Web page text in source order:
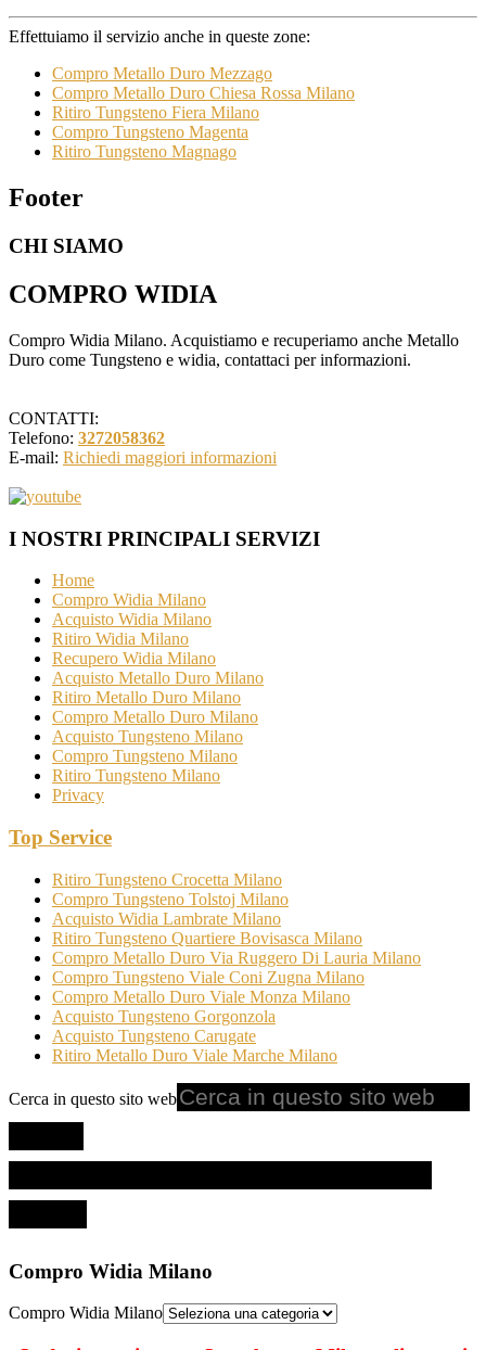
Effettuiamo il servizio anche in queste zone:
Compro Metallo Duro Mezzago
Compro Metallo Duro Chiesa Rossa Milano
Ritiro Tungsteno Fiera Milano
Compro Tungsteno Magenta
Ritiro Tungsteno Magnago
Footer
CHI SIAMO
COMPRO WIDIA
Compro Widia Milano. Acquistiamo e recuperiamo anche Metallo
Duro come Tungsteno e widia, contattaci per informazioni.
CONTATTI:
Telefono: 3272058362
E-mail: Richiedi maggiori informazioni
I NOSTRI PRINCIPALI SERVIZI
Home
Compro Widia Milano
Acquisto Widia Milano
Ritiro Widia Milano
Recupero Widia Milano
Acquisto Metallo Duro Milano
Ritiro Metallo Duro Milano
Compro Metallo Duro Milano
Acquisto Tungsteno Milano
Compro Tungsteno Milano
Ritiro Tungsteno Milano
Privacy
Top Service
Ritiro Tungsteno Crocetta Milano
Compro Tungsteno Tolstoj Milano
Acquisto Widia Lambrate Milano
Ritiro Tungsteno Quartiere Bovisasca Milano
Compro Metallo Duro Via Ruggero Di Lauria Milano
Compro Tungsteno Viale Coni Zugna Milano
Compro Metallo Duro Viale Monza Milano
Acquisto Tungsteno Gorgonzola
Acquisto Tungsteno Carugate
Ritiro Metallo Duro Viale Marche Milano
Cerca in questo sito web
Compro Widia Milano
Compro Widia Milano